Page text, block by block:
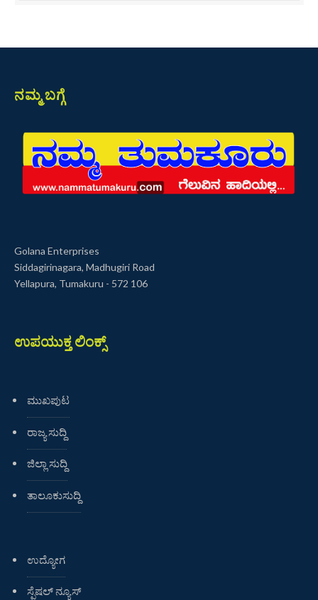
ನಮ್ಮ ಬಗ್ಗೆ
Golana Enterprises
Siddagirinagara, Madhugiri Road
Yellapura, Tumakuru - 572 106
ಉಪಯುಕ್ತ ಲಿಂಕ್ಸ್
ಮುಖಪುಟ
ರಾಜ್ಯ ಸುದ್ದಿ
ಜಿಲ್ಲಾ ಸುದ್ದಿ
ತಾಲೂಕುಸುದ್ದಿ
ಉದ್ಯೋಗ
ಸ್ಪೆಷಲ್ ನ್ಯೂಸ್